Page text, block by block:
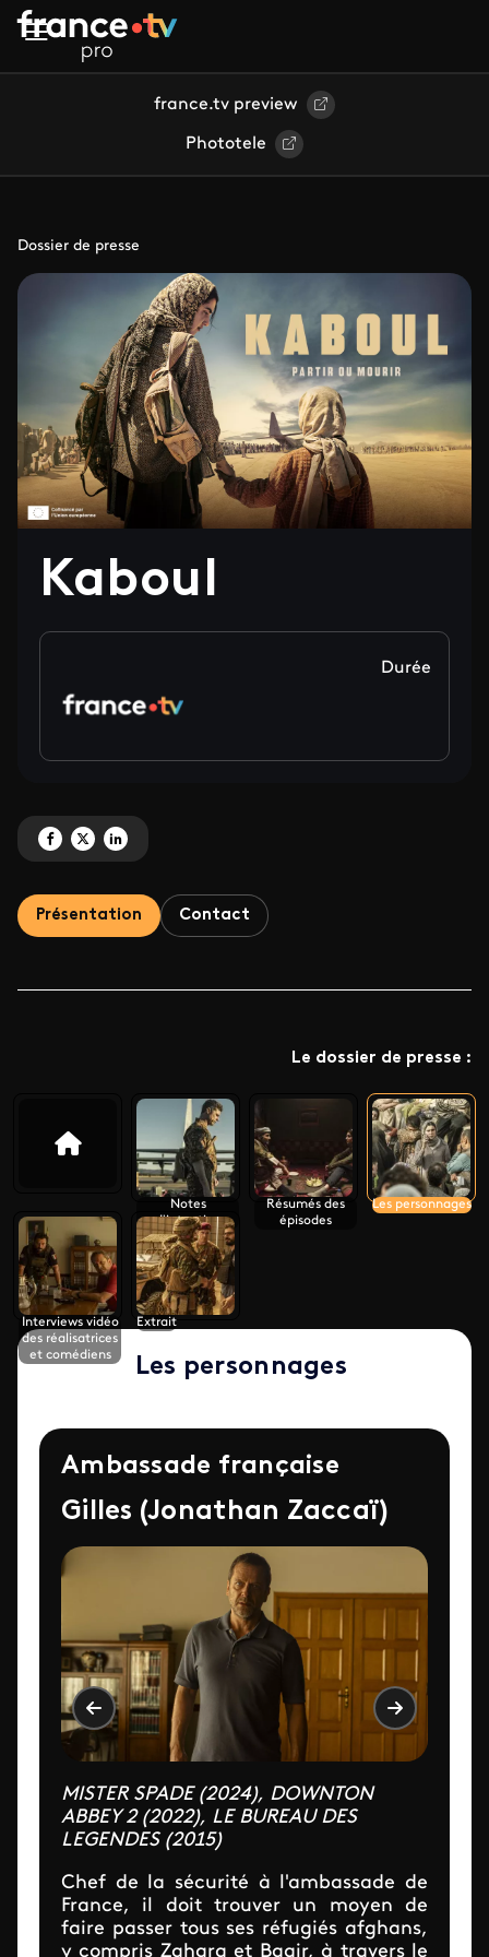
Aller au contenu principal
france.tv preview
Phototele
Dossier de presse
Kaboul
Durée
Partagez 'Kaboul' sur Facebook
Partagez 'Kaboul' sur X
Partagez 'Kaboul' sur LinkedIn
Présentation Contact
Le dossier de presse :
Notes
d'intention
Résumés des
épisodes
Les personnages
Interviews vidéo
des réalisatrices
et comédiens
Extrait
Les personnages
Ambassade française
Gilles (Jonathan Zaccaï)
MISTER SPADE (2024), DOWNTON
ABBEY 2 (2022), LE BUREAU DES
LEGENDES (2015)
Chef de la sécurité à l'ambassade de
France, il doit trouver un moyen de
faire passer tous ses réfugiés afghans,
y compris Zahara et Baqir, à travers le